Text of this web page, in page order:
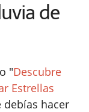
de
"Descubre
Estrellas
debías hacer